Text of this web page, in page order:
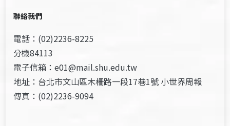
聯絡我們
電話：(02)2236-8225
分機84113
電子信箱：e01@mail.shu.edu.tw
地址：台北市文山區木柵路一段17巷1號 小世界周報
傳真：(02)2236-9094